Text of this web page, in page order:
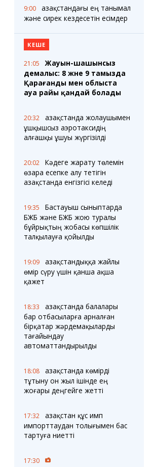
9:00
Қазақстандағы ең танымал
және сирек кездесетін есімдер
КЕШЕ
21:05
Жауын-шашынсыз
демалыс: 8 және 9 тамызда
Қарағанды мен облыста
ауа райы қандай болады
20:32
Қазақстанда жолаушымен
ұшқышсыз аэротаксидің
алғашқы ұшуы жүргізілді
20:02
Кәдеге жарату төлемін
өзара есепке алу тетігін
Қазақстанда енгізгісі келеді
19:35
Бастауыш сыныптарда
БЖБ және БЖБ жою туралы
бұйрықтың жобасы көпшілік
талқылауға қойылды
19:09
Қазақстандыққа жайлы
өмір сүру үшін қанша ақша
қажет
18:33
Қазақстанда балалары
бар отбасыларға арналған
бірқатар жәрдемақыларды
тағайындау
автоматтандырылды
18:08
Қазақстанда көмірді
тұтыну он жыл ішінде ең
жоғары деңгейге жетті
17:32
Қазақстан құс имп
импорттаудан толығымен бас
тартуға ниетті
17:30